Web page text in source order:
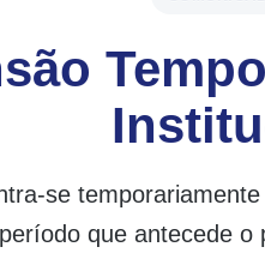
se
que antecede